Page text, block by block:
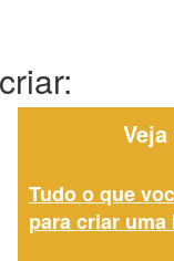
Tudo o que
para criar